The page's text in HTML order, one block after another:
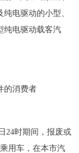
电驱动的小型、
纯电驱动载客汽
消费者
24时期间，报废或
用车，在本市汽